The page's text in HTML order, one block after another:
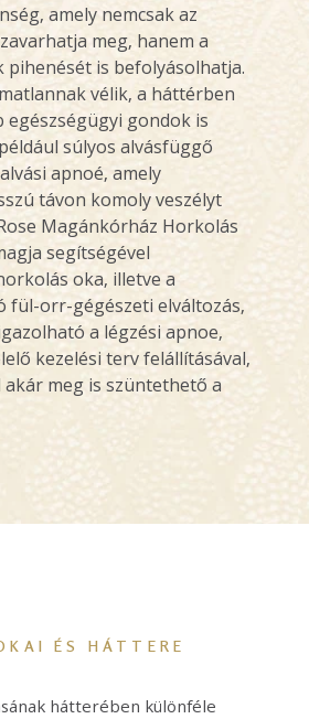
amely nemcsak az
meg, hanem a
pihenését is befolyásolhatja.
vélik, a háttérben
egészségügyi gondok is
súlyos alvásfüggő
apnoé, amely
távon komoly veszélyt
Magánkórház Horkolás
segítségével
oka, illetve a
fül-orr-gégészeti elváltozás,
a légzési apnoe,
kezelési terv felállításával,
akár meg is szüntethető a
ÉS HÁTTERE
hátterében különféle